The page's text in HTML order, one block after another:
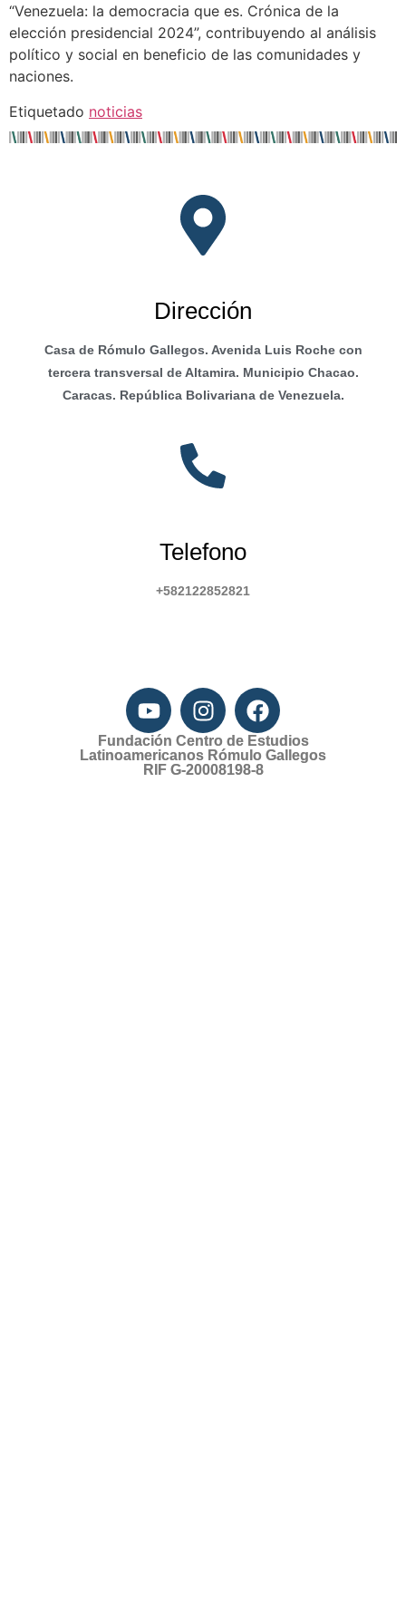
“Venezuela: la democracia que es. Crónica de la
elección presidencial 2024”, contribuyendo al análisis
político y social en beneficio de las comunidades y
naciones.
Etiquetado noticias
Dirección
Casa de Rómulo Gallegos. Avenida Luis Roche con
tercera transversal de Altamira. Municipio Chacao.
Caracas. República Bolivariana de Venezuela.
Telefono
+582122852821
Fundación Centro de Estudios
Latinoamericanos Rómulo Gallegos
RIF G-20008198-8